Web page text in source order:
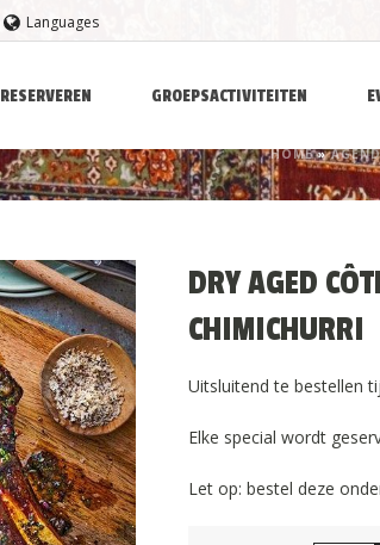
Languages
RESERVEREN GROEPSACTIVITEITEN
HOME»
DRY AGED
CHIMICHURRI
Uitsluitend te bestellen
Elke special wordt
Let op: bestel deze